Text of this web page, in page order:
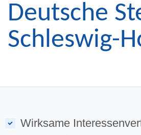
Deutsche
Schleswig-
Wirksame